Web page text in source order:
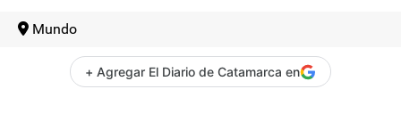
Mundo
+ Agregar El Diario de Catamarca en